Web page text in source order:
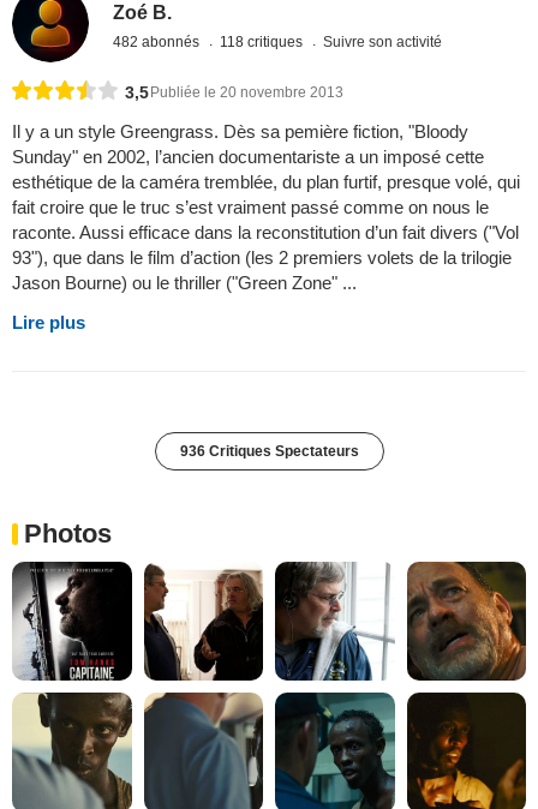
Zoé B.
482 abonnés 118 critiques Suivre son activité
3,5Publiée le 20 novembre 2013
Il y a un style Greengrass. Dès sa pemière fiction, "Bloody
Sunday" en 2002, l’ancien documentariste a un imposé cette
esthétique de la caméra tremblée, du plan furtif, presque volé, qui
fait croire que le truc s’est vraiment passé comme on nous le
raconte. Aussi efficace dans la reconstitution d’un fait divers ("Vol
93"), que dans le film d’action (les 2 premiers volets de la trilogie
Jason Bourne) ou le thriller ("Green Zone" ...
Lire plus
936 Critiques Spectateurs
Photos